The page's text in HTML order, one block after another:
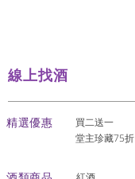
線上找酒
​精選優惠
買二送一
堂主珍藏75折